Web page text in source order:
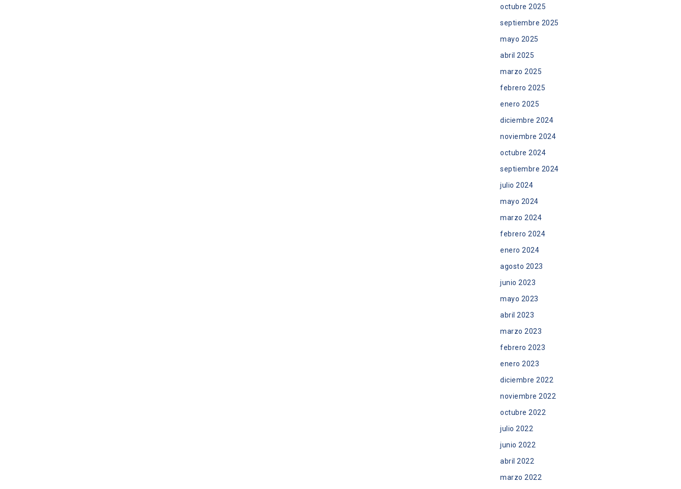
octubre 2025
septiembre 2025
mayo 2025
abril 2025
marzo 2025
febrero 2025
enero 2025
diciembre 2024
noviembre 2024
octubre 2024
septiembre 2024
julio 2024
mayo 2024
marzo 2024
febrero 2024
enero 2024
agosto 2023
junio 2023
mayo 2023
abril 2023
marzo 2023
febrero 2023
enero 2023
diciembre 2022
noviembre 2022
octubre 2022
julio 2022
junio 2022
abril 2022
marzo 2022